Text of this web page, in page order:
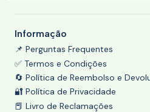
Informação
📌 Perguntas Frequentes
✅ Termos e Condições
🔄 Política de Reembolso e
🔐 Política de Privacidade
📕 Livro de Reclamações